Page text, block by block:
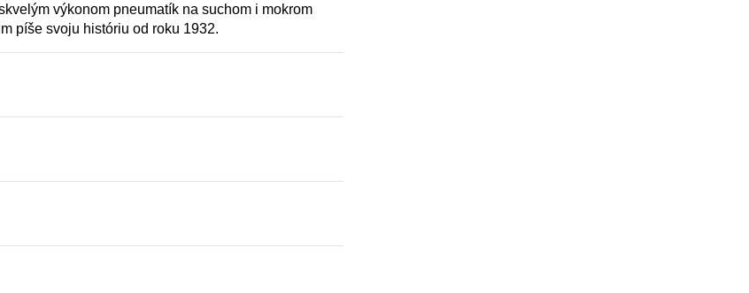
výkonom pneumatík na suchom i mokrom
píše svoju históriu od roku 1932.